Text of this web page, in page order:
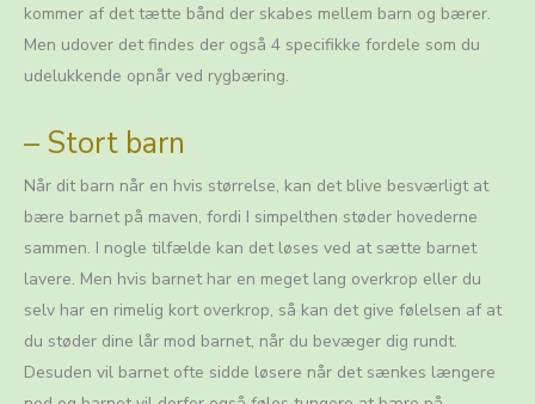
kommer af det tætte bånd der skabes mellem barn og bærer.
Men udover det findes der også 4 specifikke fordele som du
udelukkende opnår ved rygbæring.
– Stort barn
Når dit barn når en hvis størrelse, kan det blive besværligt at
bære barnet på maven, fordi I simpelthen støder hovederne
sammen. I nogle tilfælde kan det løses ved at sætte barnet
lavere. Men hvis barnet har en meget lang overkrop eller du
selv har en rimelig kort overkrop, så kan det give følelsen af at
du støder dine lår mod barnet, når du bevæger dig rundt.
Desuden vil barnet ofte sidde løsere når det sænkes længere